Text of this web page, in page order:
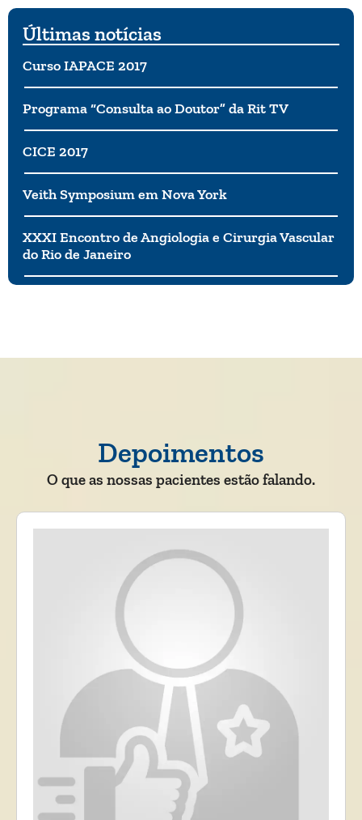
muito desigual e a pandemia aumentou ainda mais
a disparidade financeira, que irá acarretar uma
mortalidade maior pelo coronavírus nas populações
menos favorecidas. Precisamos da empatia como
nunca. Afinal, palavras e atitudes podem ajudar e
salvar vidas.
Últimas notícias
Curso IAPACE 2017
Programa “Consulta ao Doutor” da Rit TV
CICE 2017
Veith Symposium em Nova York
XXXI Encontro de Angiologia e Cirurgia Vascular
do Rio de Janeiro
Depoimentos
O que as nossas pacientes estão falando.